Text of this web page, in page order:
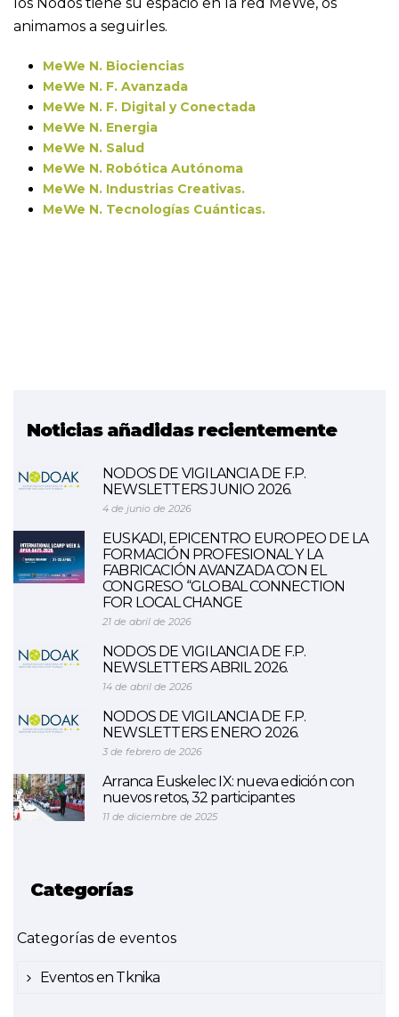
animamos a seguirles.
MeWe N. Biociencias
MeWe N. F. Avanzada
MeWe N. F. Digital y Conectada
MeWe N. Energia
MeWe N. Salud
MeWe N. Robótica Autónoma
MeWe N. Industrias Creativas.
MeWe N. Tecnologías Cuánticas.
Noticias añadidas recientemente
NODOS DE VIGILANCIA DE F.P.
NEWSLETTERS JUNIO 2026.
4 de junio de 2026
EUSKADI, EPICENTRO EUROPEO DE LA
FORMACIÓN PROFESIONAL Y LA
FABRICACIÓN AVANZADA CON EL
CONGRESO “GLOBAL CONNECTION
FOR LOCAL CHANGE
21 de abril de 2026
NODOS DE VIGILANCIA DE F.P.
NEWSLETTERS ABRIL 2026.
14 de abril de 2026
NODOS DE VIGILANCIA DE F.P.
NEWSLETTERS ENERO 2026.
3 de febrero de 2026
Arranca Euskelec IX: nueva edición con
nuevos retos, 32 participantes
11 de diciembre de 2025
Categorías
Categorías de eventos
Eventos en Tknika